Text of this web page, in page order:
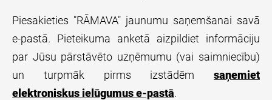
Piesakieties "RĀMAVA" jaunumu saņemšanai savā
e-pastā. Pieteikuma anketā aizpildiet informāciju
par Jūsu pārstāvēto uzņēmumu (vai saimniecību)
un turpmāk pirms izstādēm saņemiet
elektroniskus ielūgumus e-pastā.